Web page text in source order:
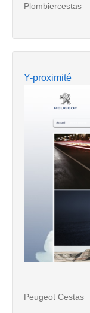
Plombiercestas
Y-proximité
Peugeot Cestas